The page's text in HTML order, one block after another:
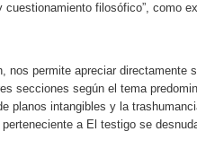
filosófico”, como
permite apreciar directamente
secciones según el tema
planos intangibles y la
a El testigo se